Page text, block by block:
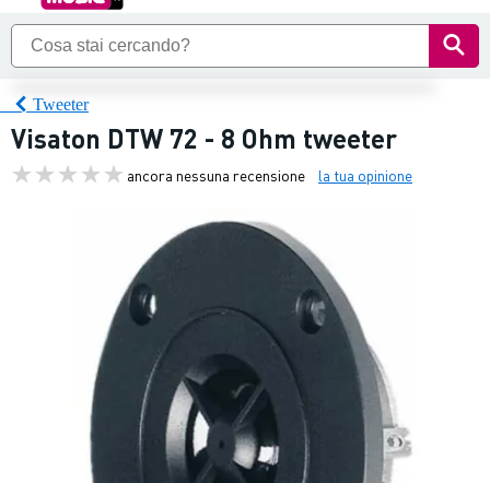
Tweeter
Visaton DTW 72 - 8 Ohm tweeter
ancora nessuna recensione la tua opinione